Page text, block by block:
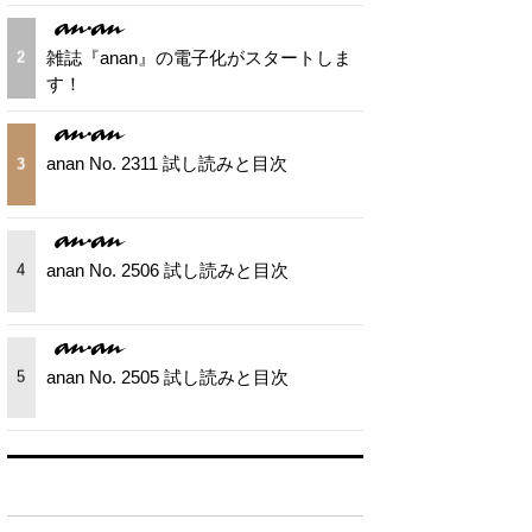
2
雑誌『anan』の電子化がスタートしま
す！
3 anan No. 2311 試し読みと目次
4 anan No. 2506 試し読みと目次
5 anan No. 2505 試し読みと目次